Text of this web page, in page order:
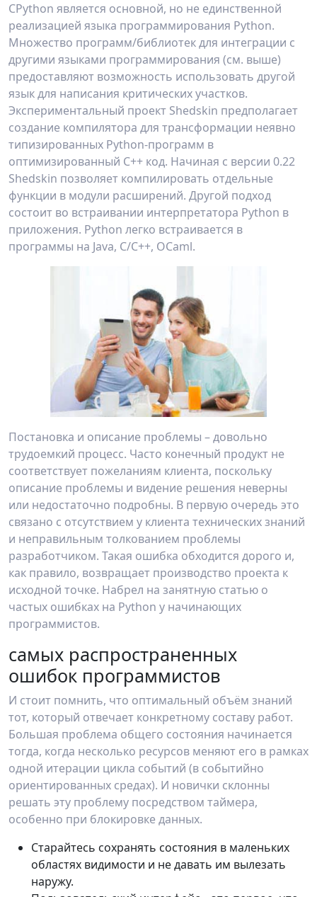
CPython является основной, но не единственной
реализацией языка программирования Python.
Множество программ/библиотек для интеграции с
другими языками программирования (см. выше)
предоставляют возможность использовать другой
язык для написания критических участков.
Экспериментальный проект Shedskin предполагает
создание компилятора для трансформации неявно
типизированных Python-программ в
оптимизированный С++ код. Начиная с версии 0.22
Shedskin позволяет компилировать отдельные
функции в модули расширений. Другой подход
состоит во встраивании интерпретатора Python в
приложения. Python легко встраивается в
программы на Java, C/C++, OCaml.
Постановка и описание проблемы – довольно
трудоемкий процесс. Часто конечный продукт не
соответствует пожеланиям клиента, поскольку
описание проблемы и видение решения неверны
или недостаточно подробны. В первую очередь это
связано с отсутствием у клиента технических знаний
и неправильным толкованием проблемы
разработчиком. Такая ошибка обходится дорого и,
как правило, возвращает производство проекта к
исходной точке. Набрел на занятную статью о
частых ошибках на Python у начинающих
программистов.
самых распространенных
ошибок программистов
И стоит помнить, что оптимальный объём знаний
тот, который отвечает конкретному составу работ.
Большая проблема общего состояния начинается
тогда, когда несколько ресурсов меняют его в рамках
одной итерации цикла событий (в событийно
ориентированных средах). И новички склонны
решать эту проблему посредством таймера,
особенно при блокировке данных.
Старайтесь сохранять состояния в маленьких
областях видимости и не давать им вылезать
наружу.